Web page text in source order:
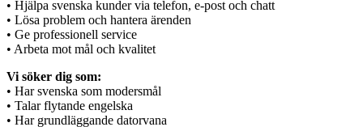
• Hjälpa svenska kunder via telefon, e-post och chatt
• Lösa problem och hantera ärenden
• Ge professionell service
• Arbeta mot mål och kvalitet
Vi söker dig som:
• Har svenska som modersmål
• Talar flytande engelska
• Har grundläggande datorvana